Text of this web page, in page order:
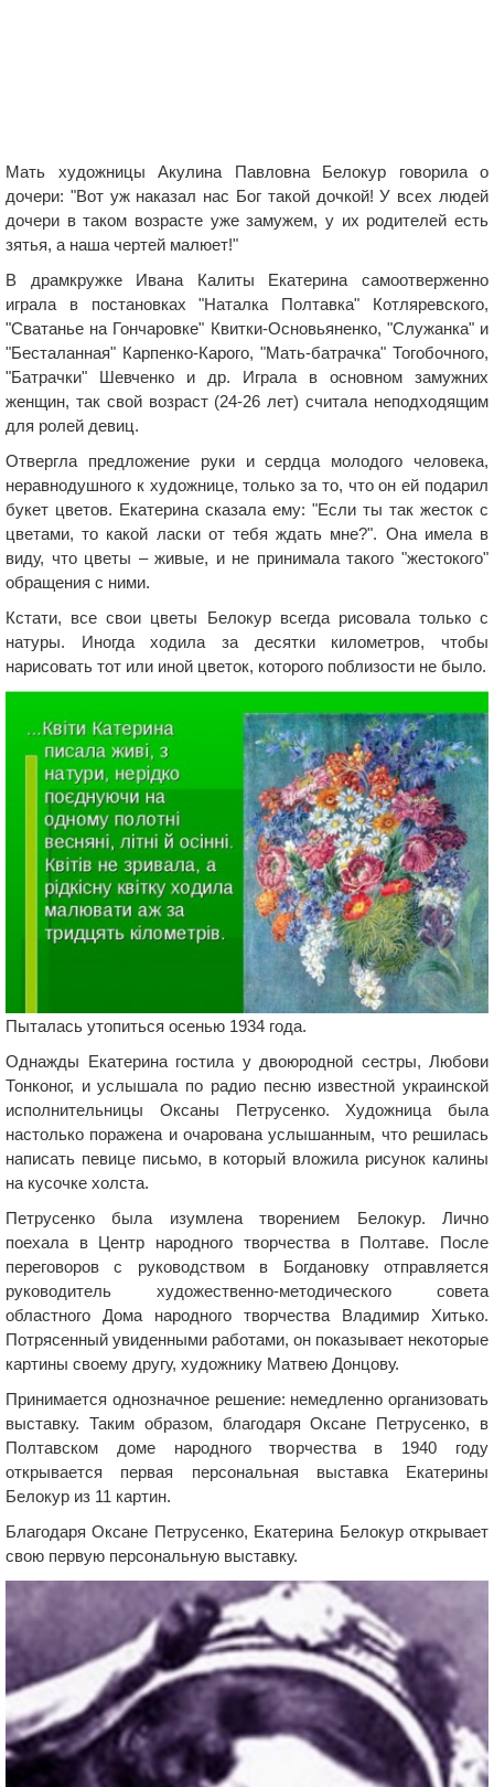
Мать художницы Акулина Павловна Белокур говорила о
дочери: "Вот уж наказал нас Бог такой дочкой! У всех людей
дочери в таком возрасте уже замужем, у их родителей есть
зятья, а наша чертей малюет!"
В драмкружке Ивана Калиты Екатерина самоотверженно
играла в постановках "Наталка Полтавка" Котляревского,
"Сватанье на Гончаровке" Квитки-Основьяненко, "Служанка" и
"Бесталанная" Карпенко-Карого, "Мать-батрачка" Тогобочного,
"Батрачки" Шевченко и др. Играла в основном замужних
женщин, так свой возраст (24-26 лет) считала неподходящим
для ролей девиц.
Отвергла предложение руки и сердца молодого человека,
неравнодушного к художнице, только за то, что он ей подарил
букет цветов. Екатерина сказала ему: "Если ты так жесток с
цветами, то какой ласки от тебя ждать мне?". Она имела в
виду, что цветы – живые, и не принимала такого "жестокого"
обращения с ними.
Кстати, все свои цветы Белокур всегда рисовала только с
натуры. Иногда ходила за десятки километров, чтобы
нарисовать тот или иной цветок, которого поблизости не было.
Пыталась утопиться осенью 1934 года.
Однажды Екатерина гостила у двоюродной сестры, Любови
Тонконог, и услышала по радио песню известной украинской
исполнительницы Оксаны Петрусенко. Художница была
настолько поражена и очарована услышанным, что решилась
написать певице письмо, в который вложила рисунок калины
на кусочке холста.
Петрусенко была изумлена творением Белокур. Лично
поехала в Центр народного творчества в Полтаве. После
переговоров с руководством в Богдановку отправляется
руководитель художественно-методического совета
областного Дома народного творчества Владимир Хитько.
Потрясенный увиденными работами, он показывает некоторые
картины своему другу, художнику Матвею Донцову.
Принимается однозначное решение: немедленно организовать
выставку. Таким образом, благодаря Оксане Петрусенко, в
Полтавском доме народного творчества в 1940 году
открывается первая персональная выставка Екатерины
Белокур из 11 картин.
Благодаря Оксане Петрусенко, Екатерина Белокур открывает
свою первую персональную выставку.